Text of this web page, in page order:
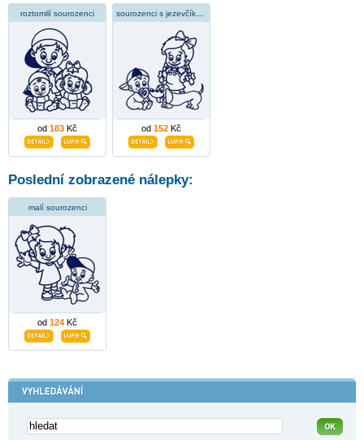
roztomilí sourozenci
od 183 Kč od 152 Kč
Poslední zobrazené nálepky:
malí sourozenci
od 124 Kč